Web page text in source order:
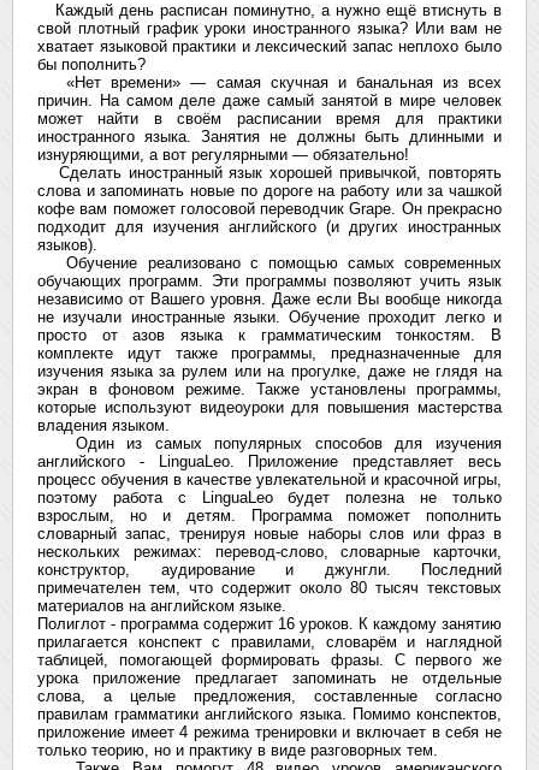
Каждый день расписан поминутно, а нужно ещё втиснуть в
свой плотный график уроки иностранного языка? Или вам не
хватает языковой практики и лексический запас неплохо было
бы пополнить?
«Нет времени» — самая скучная и банальная из всех
причин. На самом деле даже самый занятой в мире человек
может найти в своём расписании время для практики
иностранного языка. Занятия не должны быть длинными и
изнуряющими, а вот регулярными — обязательно!
Сделать иностранный язык хорошей привычкой, повторять
слова и запоминать новые по дороге на работу или за чашкой
кофе вам поможет голосовой переводчик Grape. Он прекрасно
подходит для изучения английского (и других иностранных
языков).
Обучение реализовано с помощью самых современных
обучающих программ. Эти программы позволяют учить язык
независимо от Вашего уровня. Даже если Вы вообще никогда
не изучали иностранные языки. Обучение проходит легко и
просто от азов языка к грамматическим тонкостям. В
комплекте идут также программы, предназначенные для
изучения языка за рулем или на прогулке, даже не глядя на
экран в фоновом режиме. Также установлены программы,
которые используют видеоуроки для повышения мастерства
владения языком.
Один из самых популярных способов для изучения
английского - LinguaLeo. Приложение представляет весь
процесс обучения в качестве увлекательной и красочной игры,
поэтому работа с LinguaLeo будет полезна не только
взрослым, но и детям. Программа поможет пополнить
словарный запас, тренируя новые наборы слов или фраз в
нескольких режимах: перевод-слово, словарные карточки,
конструктор, аудирование и джунгли. Последний
примечателен тем, что содержит около 80 тысяч текстовых
материалов на английском языке.
Полиглот - программа содержит 16 уроков. К каждому занятию
прилагается конспект с правилами, словарём и наглядной
таблицей, помогающей формировать фразы. С первого же
урока приложение предлагает запоминать не отдельные
слова, а целые предложения, составленные согласно
правилам грамматики английского языка. Помимо конспектов,
приложение имеет 4 режима тренировки и включает в себя не
только теорию, но и практику в виде разговорных тем.